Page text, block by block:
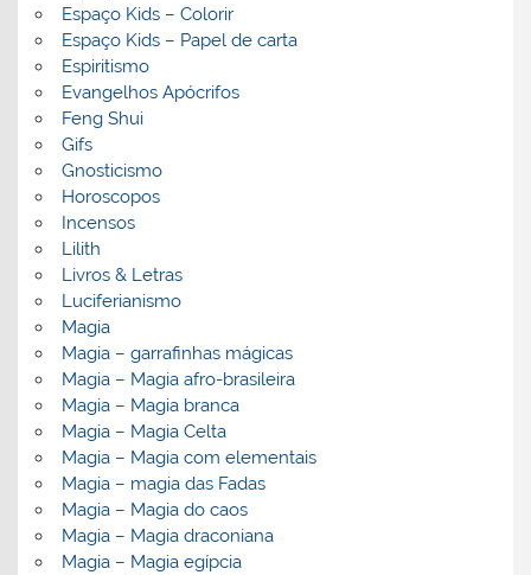
Espaço Kids – Colorir
Espaço Kids – Papel de carta
Espiritismo
Evangelhos Apócrifos
Feng Shui
Gifs
Gnosticismo
Horoscopos
Incensos
Lilith
Livros & Letras
Luciferianismo
Magia
Magia – garrafinhas mágicas
Magia – Magia afro-brasileira
Magia – Magia branca
Magia – Magia Celta
Magia – Magia com elementais
Magia – magia das Fadas
Magia – Magia do caos
Magia – Magia draconiana
Magia – Magia egípcia